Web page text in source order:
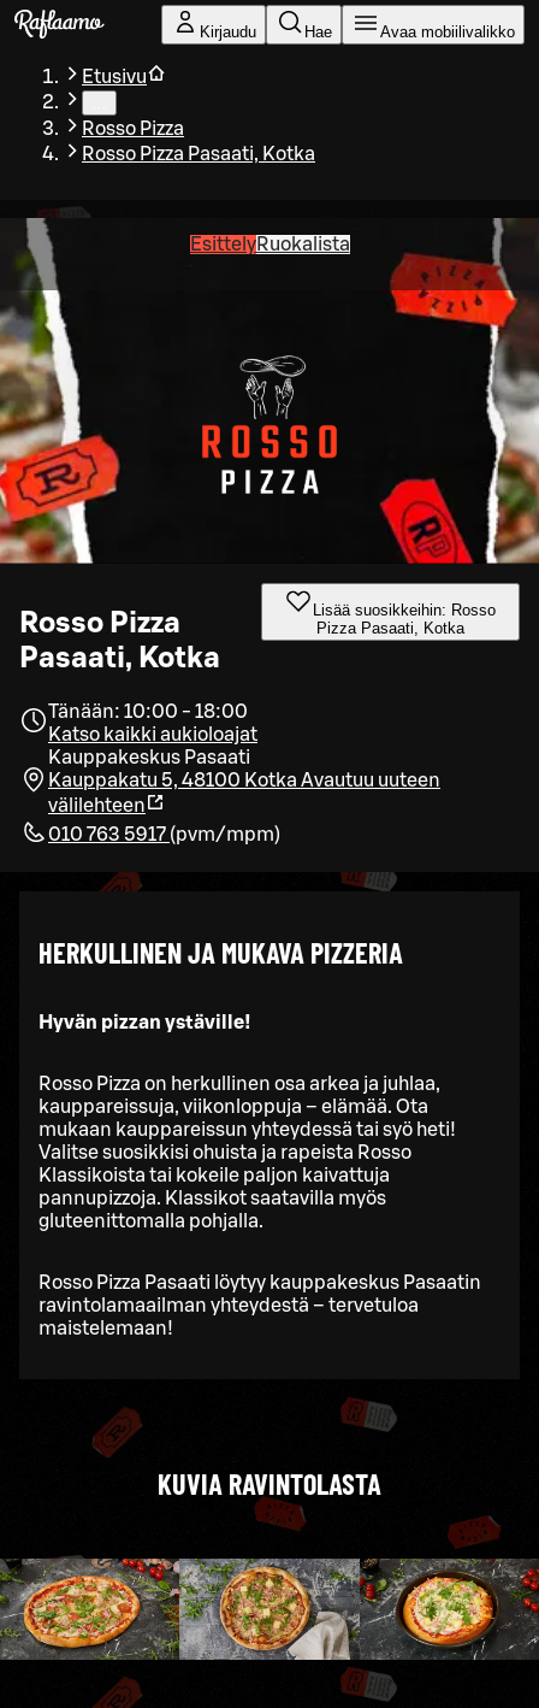
Siirry pääsisältöön
Kirjaudu Hae Avaa mobiilivalikko
Etusivu
Rosso Pizza
Rosso Pizza Pasaati, Kotka
EsittelyRuokalista
Rosso Pizza
Pasaati, Kotka
Lisää suosikkeihin: Rosso
Pizza Pasaati, Kotka
Tänään: 10:00 - 18:00
Katso kaikki aukioloajat
Kauppakeskus Pasaati
Kauppakatu 5, 48100 Kotka Avautuu uuteen
välilehteen
010 763 5917 (pvm/mpm)
HERKULLINEN JA MUKAVA PIZZERIA
Hyvän pizzan ystäville!
Rosso Pizza on herkullinen osa arkea ja juhlaa,
kauppareissuja, viikonloppuja – elämää. Ota
mukaan kauppareissun yhteydessä tai syö heti!
Valitse suosikkisi ohuista ja rapeista Rosso
Klassikoista tai kokeile paljon kaivattuja
pannupizzoja. Klassikot saatavilla myös
gluteenittomalla pohjalla.
Rosso Pizza Pasaati löytyy kauppakeskus Pasaatin
ravintolamaailman yhteydestä – tervetuloa
maistelemaan!
KUVIA RAVINTOLASTA